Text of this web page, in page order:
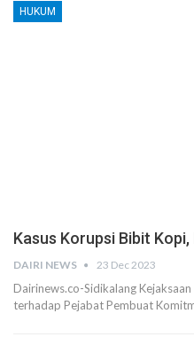
HUKUM
Kasus Korupsi Bibit
DAIRI NEWS 23 Dec 2023
Dairinews.co-Sidikalang
terhadap Pejabat Pembuat